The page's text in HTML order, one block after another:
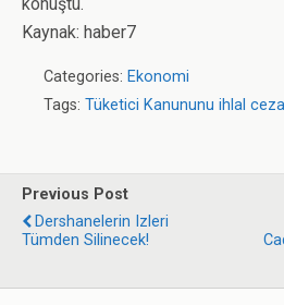
Kaynak: haber7
Categories: Ekonomi
Tags: Tüketici Kanununu ihlal
Previous Post
Dershanelerin Izleri
Tümden Silinecek!